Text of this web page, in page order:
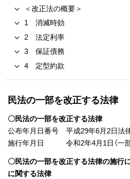
＜改正法の概要＞
1 消滅時効
2 法定利率
3 保証債務
4 定型約款
民法の一部を改正する法律
〇民法の一部を改正する法律
公布年月日番号 平成29年6月2日法
施行年月日 令和2年4月1日（一部
〇民法の一部を改正する法律の施行
に関する法律